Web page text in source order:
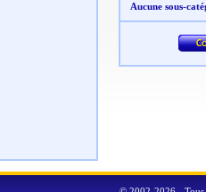
Aucune sous-